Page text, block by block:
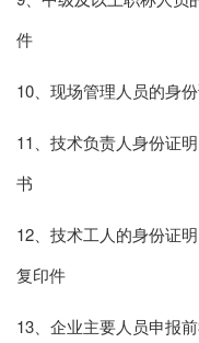
件
10、现场管理人员的身
11、技术负责人身份证
书
12、技术工人的身份证
复印件
13、企业主要人员申报